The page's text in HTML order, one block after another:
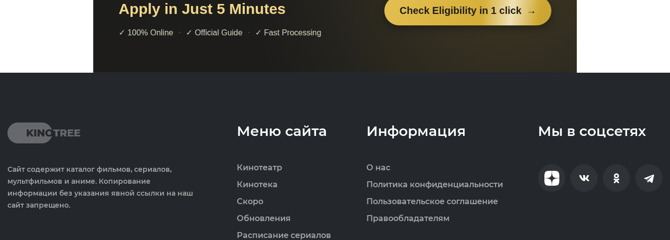
Сайт содержит каталог фильмов, сериалов,
мультфильмов и аниме. Копирование
информации без указания явной ссылки на наш
сайт запрещено.
Меню сайта
Кинотеатр
Кинотека
Скоро
Обновления
Расписание сериалов
Информация
О нас
Политика конфиденциальности
Пользовательское соглашение
Правообладателям
Мы в соцсетях